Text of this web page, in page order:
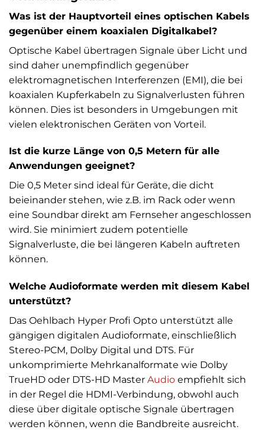
Was ist der Hauptvorteil eines optischen Kabels
gegenüber einem koaxialen Digitalkabel?
Optische Kabel übertragen Signale über Licht und
sind daher unempfindlich gegenüber
elektromagnetischen Interferenzen (EMI), die bei
koaxialen Kupferkabeln zu Signalverlusten führen
können. Dies ist besonders in Umgebungen mit
vielen elektronischen Geräten von Vorteil.
Ist die kurze Länge von 0,5 Metern für alle
Anwendungen geeignet?
Die 0,5 Meter sind ideal für Geräte, die dicht
beieinander stehen, wie z.B. im Rack oder wenn
eine Soundbar direkt am Fernseher angeschlossen
wird. Sie minimiert zudem potentielle
Signalverluste, die bei längeren Kabeln auftreten
können.
Welche Audioformate werden mit diesem Kabel
unterstützt?
Das Oehlbach Hyper Profi Opto unterstützt alle
gängigen digitalen Audioformate, einschließlich
Stereo-PCM, Dolby Digital und DTS. Für
unkomprimierte Mehrkanalformate wie Dolby
TrueHD oder DTS-HD Master Audio empfiehlt sich
in der Regel die HDMI-Verbindung, obwohl auch
diese über digitale optische Signale übertragen
werden können, wenn die Bandbreite ausreicht.